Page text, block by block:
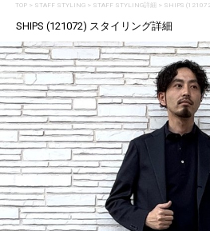
TOP> STAFF STYLING> STAFF STYLING詳細 > SHIPS
SHIPS (121072) スタイリング詳細